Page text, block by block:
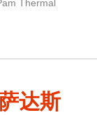
Thermal
达斯